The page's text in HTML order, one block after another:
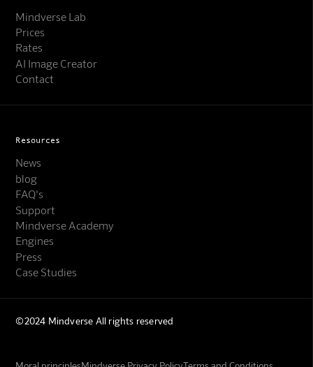
Mindverse Lab
Prices
Rates
AI Image Creator
Contact
Resources
News
blog
FAQ's
Support
Mindverse Academy
Engines
Press
Case Studies
©2024 Mindverse All rights reserved